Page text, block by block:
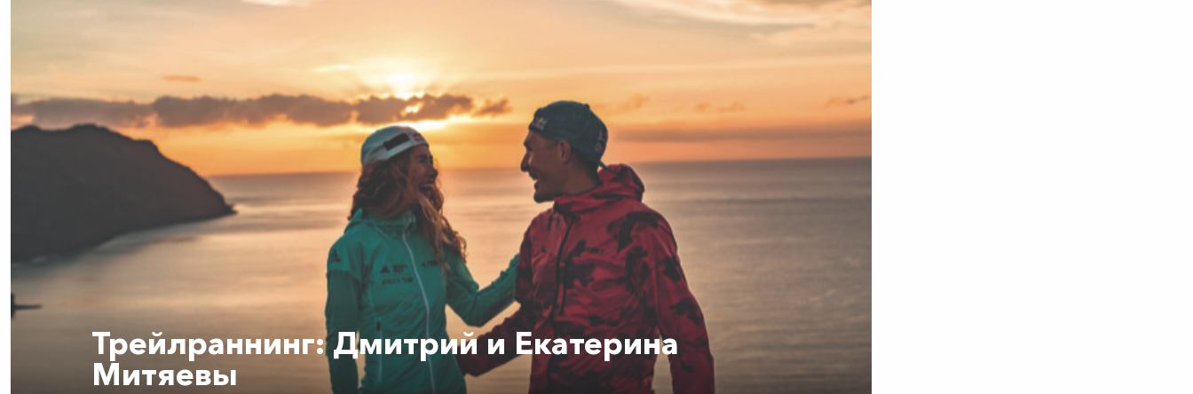
Трейлраннинг: Дмитрий и Екатерина
Митяевы